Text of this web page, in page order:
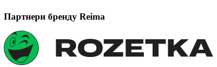
Партнери бренду Reima